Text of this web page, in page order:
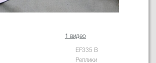
1 видео
EF335 B
Реплики